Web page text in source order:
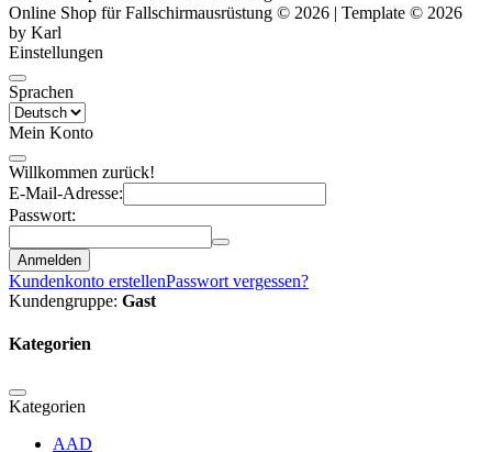
Online Shop für Fallschirmausrüstung © 2026 | Template © 2026
by Karl
Einstellungen
Sprachen
Mein Konto
Willkommen zurück!
E-Mail-Adresse:
Passwort:
Anmelden
Kundenkonto erstellenPasswort vergessen?
Kundengruppe: Gast
Kategorien
Kategorien
AAD